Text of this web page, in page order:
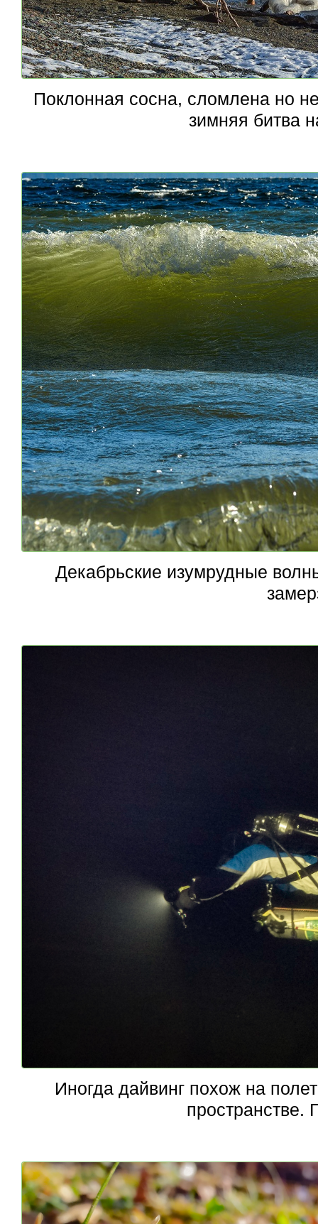
Поклонная сосна, сломлена но
зимняя битва
Декабрьские изумрудные
Иногда дайвинг похож на
пространстве.